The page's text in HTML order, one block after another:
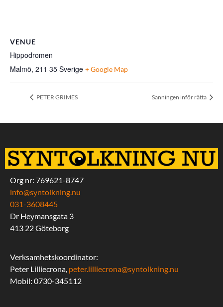
VENUE
Hippodromen
Malmö, 211 35 Sverige + Google Map
PETER GRIMES Sanningen inför rätta
Org nr: 769621-8747
info@syntolkning.nu
031-3608445
Dr Heymansgata 3
413 22 Göteborg
Verksamhetskoordinator:
Peter Lilliecrona, peter.lilliecrona@syntolkning.nu
Mobil: 0730-345112